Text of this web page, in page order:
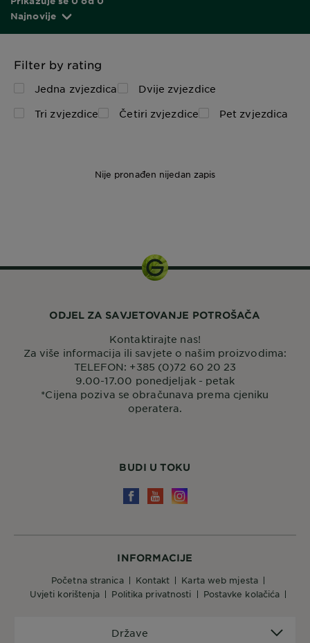
Najnovije
Filter by rating
Jedna zvjezdica
Dvije zvjezdice
Tri zvjezdice
Četiri zvjezdice Pet zvjezdica
Nije pronađen nijedan zapis
INFORMACIJE
početna stranica kontakt
karta web mjesta
uvjeti korištenja
politika privatnosti postavke kolačića
Države
BUDI U TOKU
ODJEL ZA SAVJETOVANJE POTROŠAČA
Kontaktirajte nas!
Za više informacija ili savjete o našim proizvodima:
TELEFON: +385 (0)72 60 20 23
9.00-17.00 ponedjeljak - petak
*Cijena poziva se obračunava prema cjeniku
operatera.